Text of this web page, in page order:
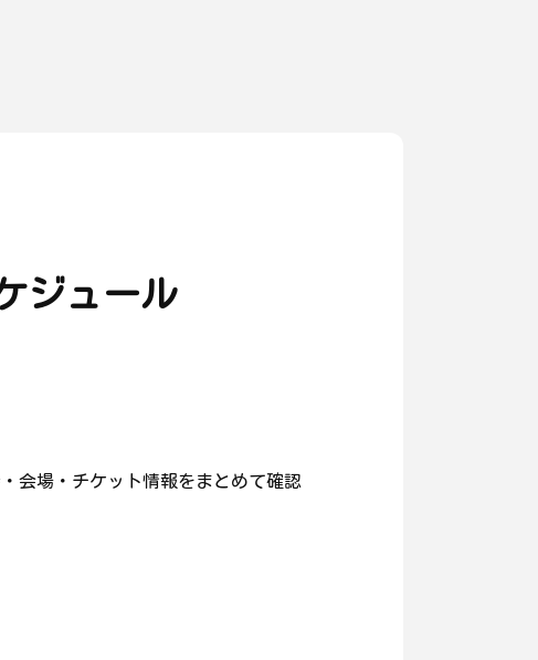
ジュール
会場・チケット情報をまとめて確認